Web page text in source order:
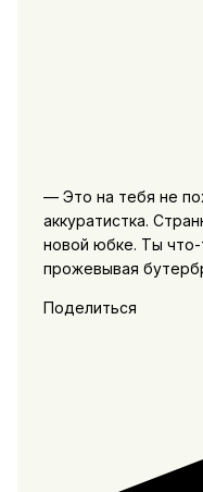
— Это на тебя не
аккуратистка.
новой юбке. Ты что-
прожевывая
Поделиться